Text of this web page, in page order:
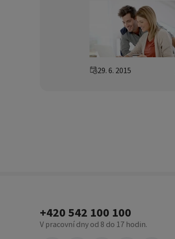
29. 6. 2015
+420 542 100 100
V pracovní dny od 8 do 17 hodin.